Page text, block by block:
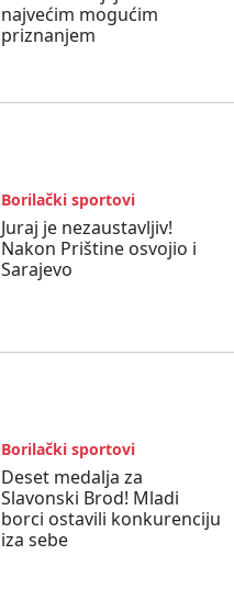
najvećim mogućim
priznanjem
Borilački sportovi
Juraj je nezaustavljiv!
Nakon Prištine osvojio i
Sarajevo
Borilački sportovi
Deset medalja za
Slavonski Brod! Mladi
borci ostavili konkurenciju
iza sebe